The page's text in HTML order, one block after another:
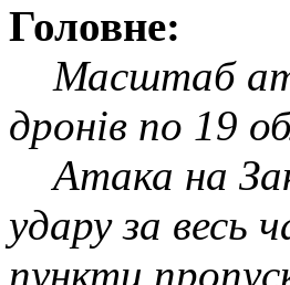
Головне:
Масштаб
дронів по 19
Атака на
удару за весь
пункти